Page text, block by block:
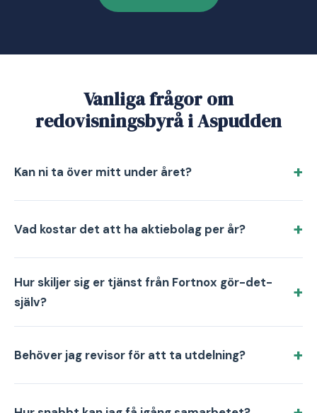
Vanliga frågor om
redovisningsbyrå i Aspudden
Kan ni ta över mitt under året?
Vad kostar det att ha aktiebolag per år?
Hur skiljer sig er tjänst från Fortnox gör-det-
själv?
Behöver jag revisor för att ta utdelning?